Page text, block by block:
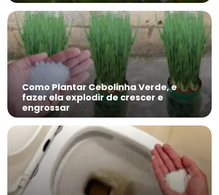
Como Plantar Cebolinha Verde, e
fazer ela explodir de crescer e
engrossar